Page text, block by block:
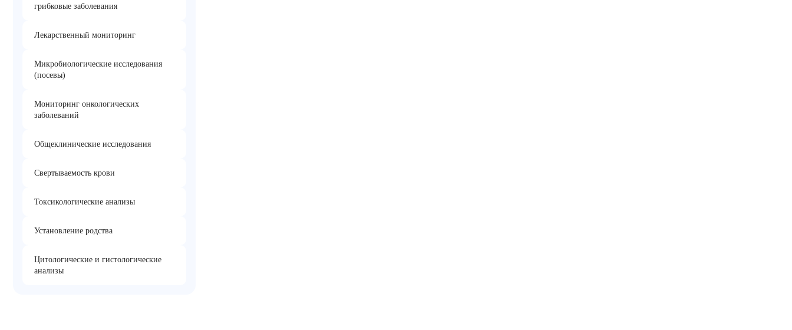
грибковые заболевания
Лекарственный мониторинг
Микробиологические исследования
(посевы)
Мониторинг онкологических
заболеваний
Общеклинические исследования
Свертываемость крови
Токсикологические анализы
Установление родства
Цитологические и гистологические
анализы